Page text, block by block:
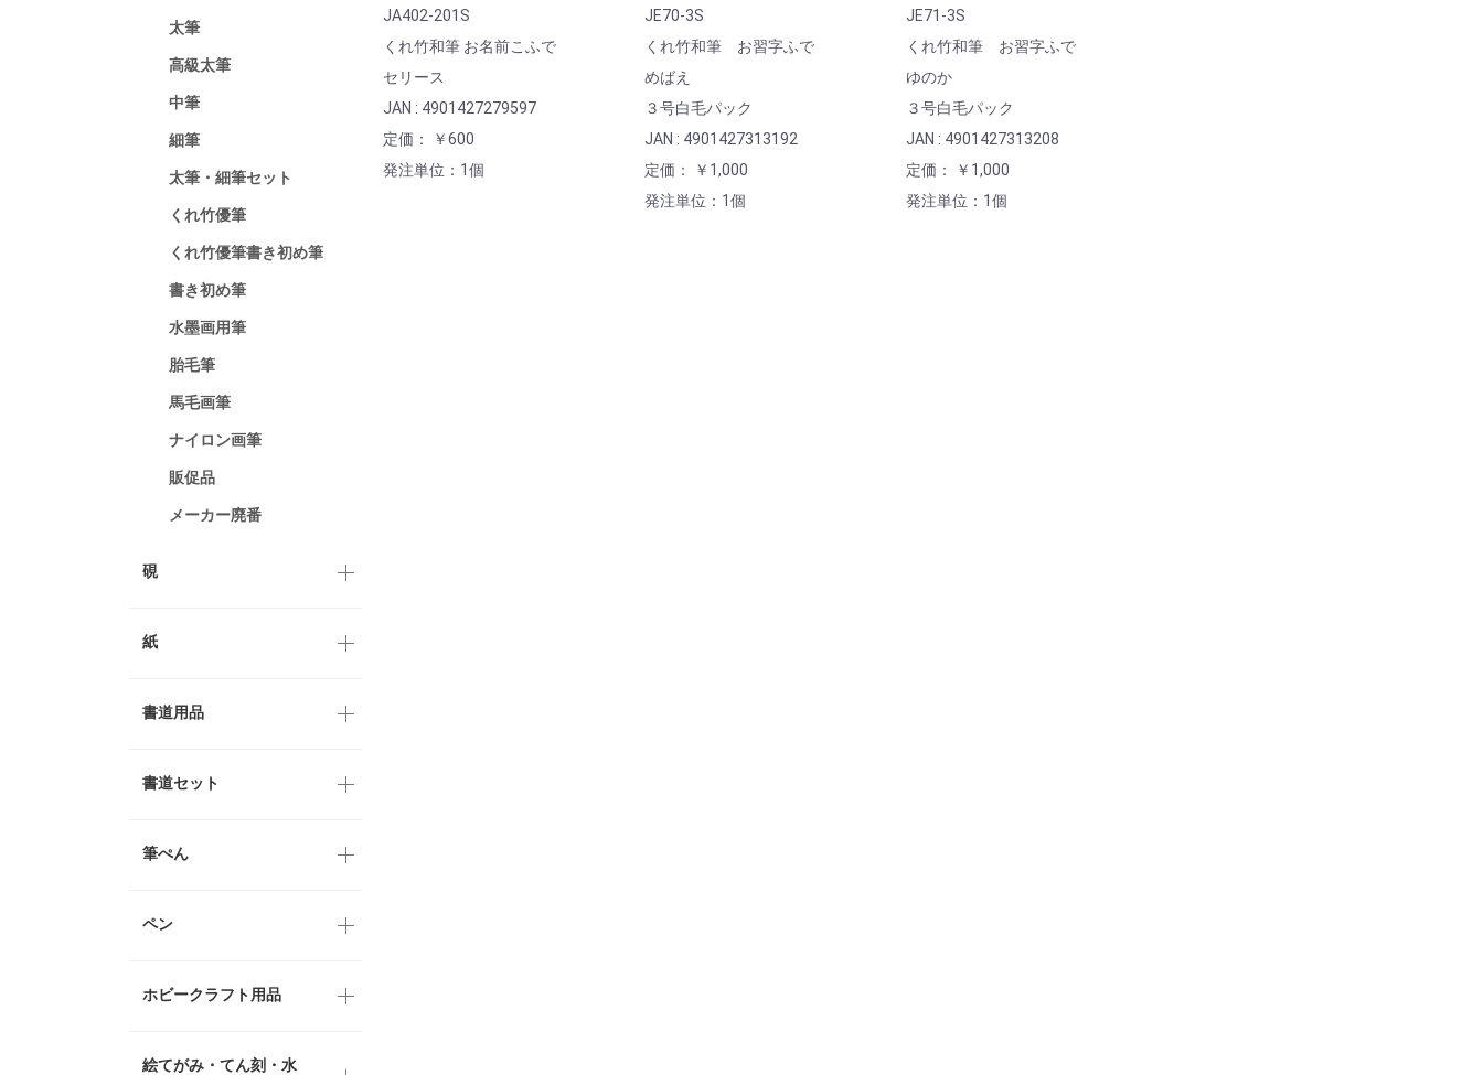
太筆
高級太筆
中筆
細筆
太筆・細筆セット
くれ竹優筆
くれ竹優筆書き初め筆
書き初め筆
水墨画用筆
胎毛筆
馬毛画筆
ナイロン画筆
販促品
メーカー廃番
硯
紙
書道用品
書道セット
筆ぺん
ペン
ホビークラフト用品
絵てがみ・てん刻・水
JA402-201S
くれ竹和筆 お名前こふで
セリース
JAN : 4901427279597
定価： ￥600
発注単位：1個
JE70-3S
くれ竹和筆 お習字ふで
めばえ
３号白毛パック
JAN : 4901427313192
定価： ￥1,000
発注単位：1個
JE71-3S
くれ竹和筆 お習字ふで
ゆのか
３号白毛パック
JAN : 4901427313208
定価： ￥1,000
発注単位：1個